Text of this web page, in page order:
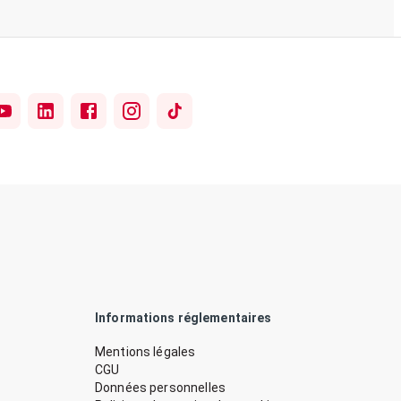
Informations réglementaires
Mentions légales
CGU
Données personnelles